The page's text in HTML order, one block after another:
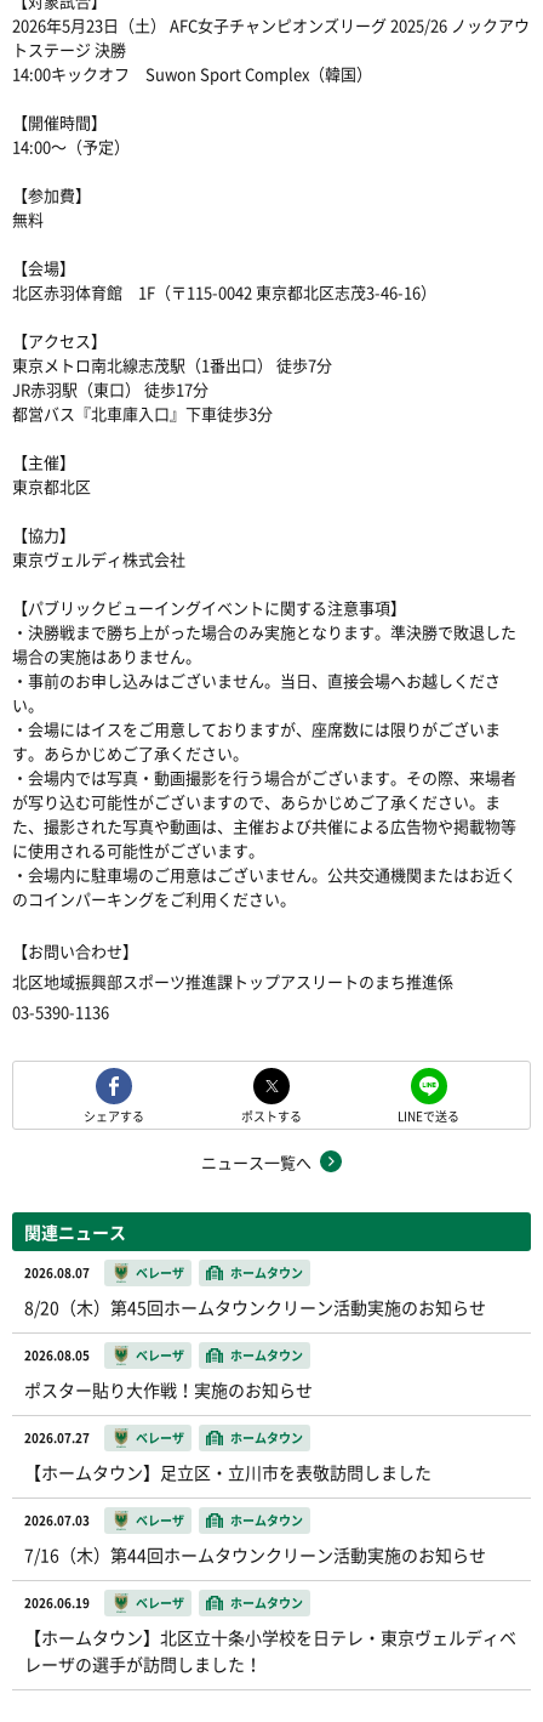
2026年5月23日（土） AFC女子チャンピオンズリーグ 2025/26 ノックアウ
トステージ 決勝
14:00キックオフ Suwon Sport Complex（韓国）
【開催時間】
14:00〜（予定）
【参加費】
無料
【会場】
北区赤羽体育館 1F（〒115-0042 東京都北区志茂3-46-16）
【アクセス】
東京メトロ南北線志茂駅（1番出口） 徒歩7分
JR赤羽駅（東口） 徒歩17分
都営バス『北車庫入口』下車徒歩3分
【主催】
東京都北区
【協力】
東京ヴェルディ株式会社
【パブリックビューイングイベントに関する注意事項】
・決勝戦まで勝ち上がった場合のみ実施となります。準決勝で敗退した
場合の実施はありません。
・事前のお申し込みはございません。当日、直接会場へお越しくださ
い。
・会場にはイスをご用意しておりますが、座席数には限りがございま
す。あらかじめご了承ください。
・会場内では写真・動画撮影を行う場合がございます。その際、来場者
が写り込む可能性がございますので、あらかじめご了承ください。ま
た、撮影された写真や動画は、主催および共催による広告物や掲載物等
に使用される可能性がございます。
・会場内に駐車場のご用意はございません。公共交通機関またはお近く
のコインパーキングをご利用ください。
【お問い合わせ】
北区地域振興部スポーツ推進課トップアスリートのまち推進係
03-5390-1136
シェアする ポストする LINEで送る
ニュース一覧へ
関連ニュース
2026.08.07 ベレーザ ホームタウン
8/20（木）第45回ホームタウンクリーン活動実施のお知らせ
2026.08.05 ベレーザ ホームタウン
ポスター貼り大作戦！実施のお知らせ
2026.07.27 ベレーザ ホームタウン
【ホームタウン】足立区・立川市を表敬訪問しました
2026.07.03 ベレーザ ホームタウン
7/16（木）第44回ホームタウンクリーン活動実施のお知らせ
2026.06.19 ベレーザ ホームタウン
【ホームタウン】北区立十条小学校を日テレ・東京ヴェルディベ
レーザの選手が訪問しました！